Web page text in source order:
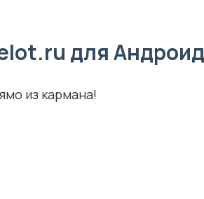
для Андроид
из кармана!